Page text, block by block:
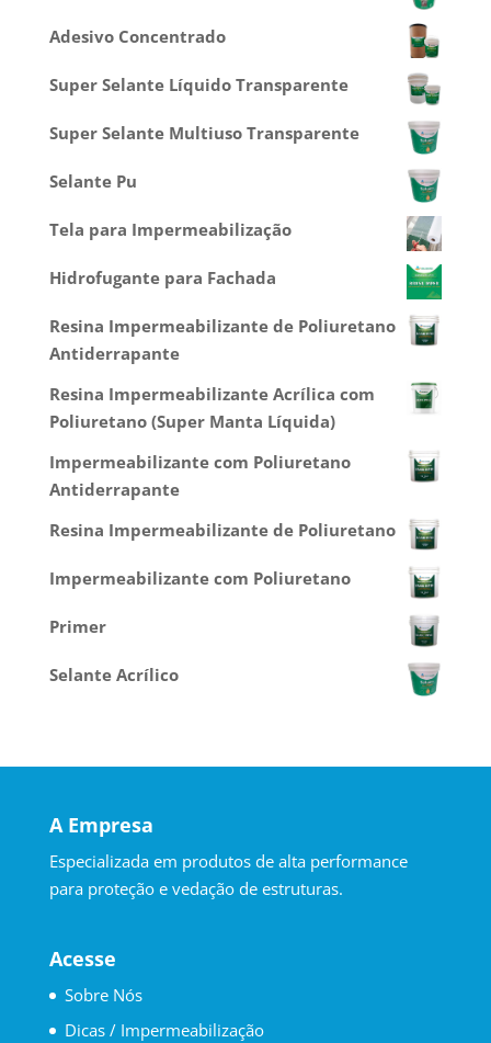
Adesivo Concentrado
Super Selante Líquido Transparente
Super Selante Multiuso Transparente
Selante Pu
Tela para Impermeabilização
Hidrofugante para Fachada
Resina Impermeabilizante de Poliuretano
Antiderrapante
Resina Impermeabilizante Acrílica com
Poliuretano (Super Manta Líquida)
Impermeabilizante com Poliuretano
Antiderrapante
Resina Impermeabilizante de Poliuretano
Impermeabilizante com Poliuretano
Primer
Selante Acrílico
A Empresa
Especializada em produtos de alta performance
para proteção e vedação de estruturas.
Acesse
Sobre Nós
Dicas / Impermeabilização